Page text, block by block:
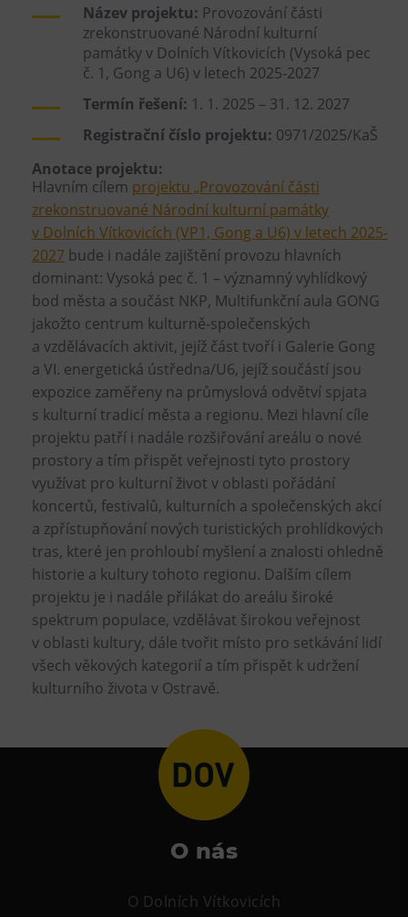
Název projektu: Provozování části
zrekonstruované Národní kulturní
památky v Dolních Vítkovicích (Vysoká pec
č. 1, Gong a U6) v letech 2025-2027
Termín řešení: 1. 1. 2025 – 31. 12. 2027
Registrační číslo projektu: 0971/2025/KaŠ
Anotace projektu:
Hlavním cílem projektu „Provozování části
zrekonstruované Národní kulturní památky
v Dolních Vítkovicích (VP1, Gong a U6) v letech 2025-
2027 bude i nadále zajištění provozu hlavních
dominant: Vysoká pec č. 1 – významný vyhlídkový
bod města a součást NKP, Multifunkční aula GONG
jakožto centrum kulturně-společenských
a vzdělávacích aktivit, jejíž část tvoří i Galerie Gong
a VI. energetická ústředna/U6, jejíž součástí jsou
expozice zaměřeny na průmyslová odvětví spjata
s kulturní tradicí města a regionu. Mezi hlavní cíle
projektu patří i nadále rozšiřování areálu o nové
prostory a tím přispět veřejnosti tyto prostory
využívat pro kulturní život v oblasti pořádání
koncertů, festivalů, kulturních a společenských akcí
a zpřístupňování nových turistických prohlídkových
tras, které jen prohloubí myšlení a znalosti ohledně
historie a kultury tohoto regionu. Dalším cílem
projektu je i nadále přilákat do areálu široké
spektrum populace, vzdělávat širokou veřejnost
v oblasti kultury, dále tvořit místo pro setkávání lidí
všech věkových kategorií a tím přispět k udržení
kulturního života v Ostravě.
O nás
O Dolních Vítkovicích